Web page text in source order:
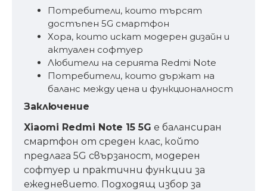
Потребители, които търсят
достъпен 5G смартфон
Хора, които искат модерен дизайн и
актуален софтуер
Любители на серията Redmi Note
Потребители, които държат на
баланс между цена и функционалност
Заключение
Xiaomi Redmi Note 15 5G е балансиран
смартфон от среден клас, който
предлага 5G свързаност, модерен
софтуер и практични функции за
ежедневието. Подходящ избор за